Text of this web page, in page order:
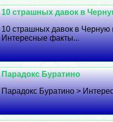
10 страшных давок в
10 страшных давок в Черную
Интересные факты...
Парадокс Буратино
Парадокс Буратино >